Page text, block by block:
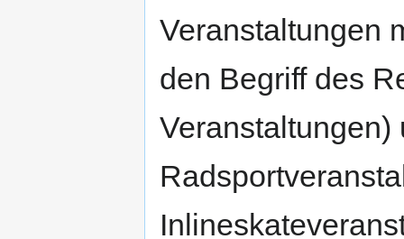
Veranstaltungen
den Begriff des